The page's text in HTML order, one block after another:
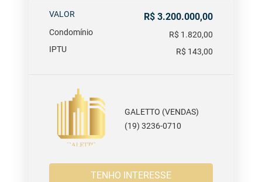
VALOR R$ 3.200.000,00
Condomínio
R$ 1.820,00
IPTU
R$ 143,00
GALETTO (VENDAS)
(19) 3236-0710
TENHO INTERESSE